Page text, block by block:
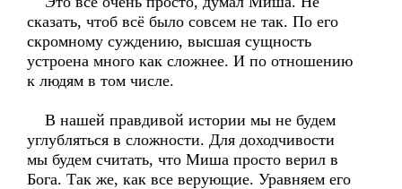
сказать, чтоб всё было совсем не так. По его
скромному суждению, высшая сущность
устроена много как сложнее. И по отношению
к людям в том числе.
В нашей правдивой истории мы не будем
углубляться в сложности. Для доходчивости
мы будем считать, что Миша просто верил в
Бога. Так же, как все верующие. Уравняем его